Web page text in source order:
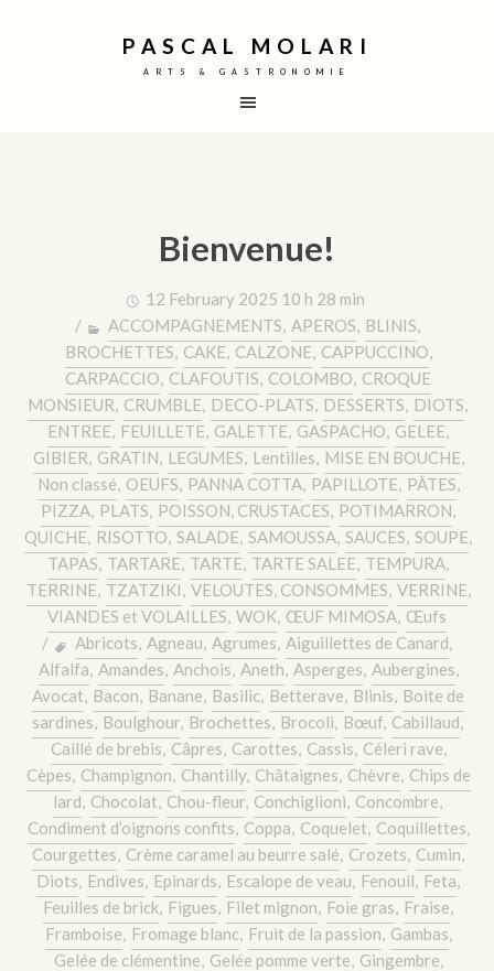
PASCAL MOLARI
ARTS & GASTRONOMIE
Bienvenue!
12 February 2025 10 h 28 min
/
ACCOMPAGNEMENTS, APEROS, BLINIS,
BROCHETTES, CAKE, CALZONE, CAPPUCCINO,
CARPACCIO, CLAFOUTIS, COLOMBO, CROQUE
MONSIEUR, CRUMBLE, DECO-PLATS, DESSERTS, DIOTS,
ENTREE, FEUILLETE, GALETTE, GASPACHO, GELEE,
GIBIER, GRATIN, LEGUMES, Lentilles, MISE EN BOUCHE,
Non classé, OEUFS, PANNA COTTA, PAPILLOTE, PÂTES,
PIZZA, PLATS, POISSON, CRUSTACES, POTIMARRON,
QUICHE, RISOTTO, SALADE, SAMOUSSA, SAUCES, SOUPE,
TAPAS, TARTARE, TARTE, TARTE SALEE, TEMPURA,
TERRINE, TZATZIKI, VELOUTES, CONSOMMES, VERRINE,
VIANDES et VOLAILLES, WOK, ŒUF MIMOSA, Œufs
/
Abricots, Agneau, Agrumes, Aiguillettes de Canard,
Alfalfa, Amandes, Anchois, Aneth, Asperges, Aubergines,
Avocat, Bacon, Banane, Basilic, Betterave, Blinis, Boite de
sardines, Boulghour, Brochettes, Brocoli, Bœuf, Cabillaud,
Caillé de brebis, Câpres, Carottes, Cassis, Céleri rave,
Cèpes, Champignon, Chantilly, Châtaignes, Chèvre, Chips de
lard, Chocolat, Chou-fleur, Conchiglioni, Concombre,
Condiment d’oignons confits, Coppa, Coquelet, Coquillettes,
Courgettes, Crème caramel au beurre salé, Crozets, Cumin,
Diots, Endives, Epinards, Escalope de veau, Fenouil, Feta,
Feuilles de brick, Figues, Filet mignon, Foie gras, Fraise,
Framboise, Fromage blanc, Fruit de la passion, Gambas,
Gelée de clémentine, Gelée pomme verte, Gingembre,